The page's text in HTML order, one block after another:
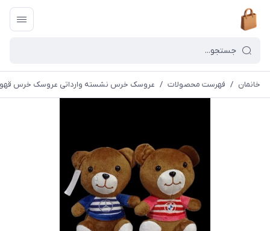
خانمان / فهرست محصولات / عروسک خرس نشسته وارداتی عروسک خرس قهوه ای